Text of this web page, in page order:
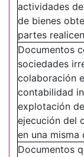
actividades
de bienes
partes
Documentos
sociedades
colaboración
contabilidad
explotación
ejecución del
en una misma
Documentos